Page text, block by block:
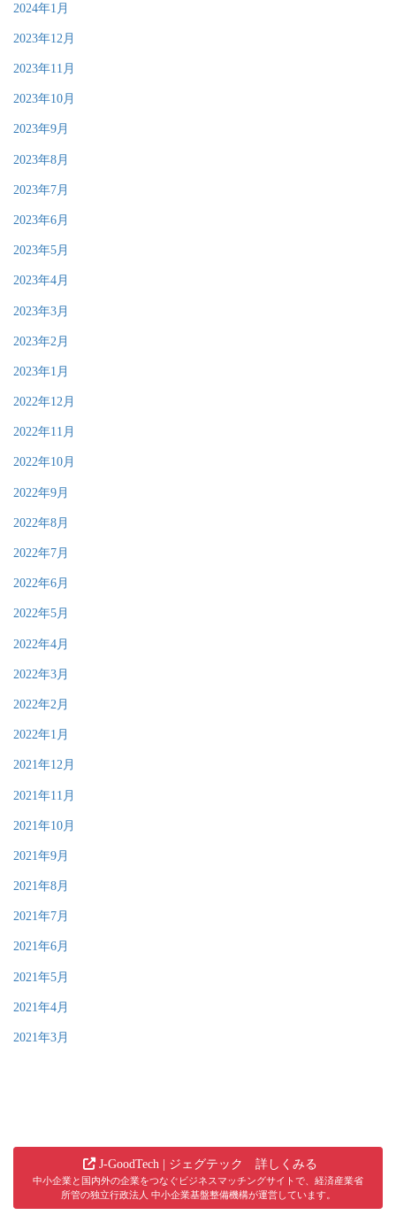
2024年1月
2023年12月
2023年11月
2023年10月
2023年9月
2023年8月
2023年7月
2023年6月
2023年5月
2023年4月
2023年3月
2023年2月
2023年1月
2022年12月
2022年11月
2022年10月
2022年9月
2022年8月
2022年7月
2022年6月
2022年5月
2022年4月
2022年3月
2022年2月
2022年1月
2021年12月
2021年11月
2021年10月
2021年9月
2021年8月
2021年7月
2021年6月
2021年5月
2021年4月
2021年3月
J-GoodTech | ジェグテック 詳しくみる
中小企業と国内外の企業をつなぐビジネスマッチングサイトで、経済産業省
所管の独立行政法人 中小企業基盤整備機構が運営しています。